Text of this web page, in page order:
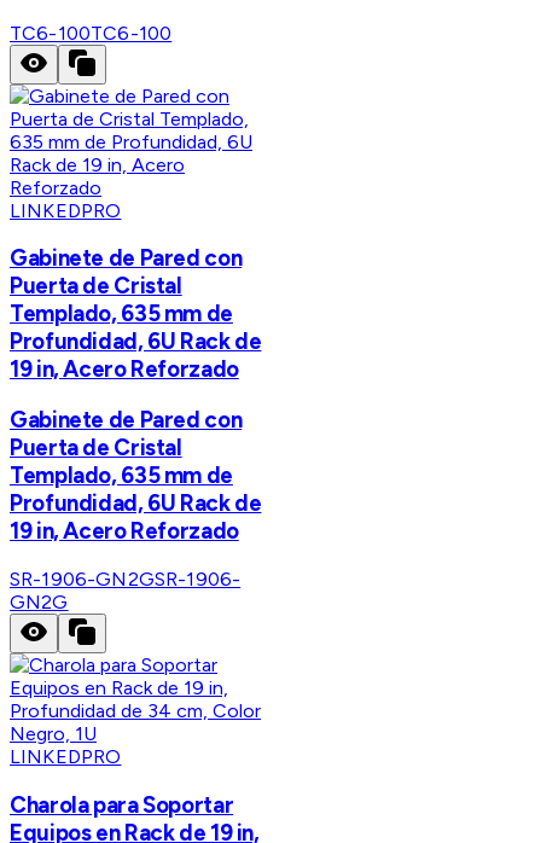
TC6-100TC6-100
LINKEDPRO
Gabinete de Pared con
Puerta de Cristal
Templado, 635 mm de
Profundidad, 6U Rack de
19 in, Acero Reforzado
Gabinete de Pared con
Puerta de Cristal
Templado, 635 mm de
Profundidad, 6U Rack de
19 in, Acero Reforzado
SR-1906-GN2GSR-1906-
GN2G
LINKEDPRO
Charola para Soportar
Equipos en Rack de 19 in,